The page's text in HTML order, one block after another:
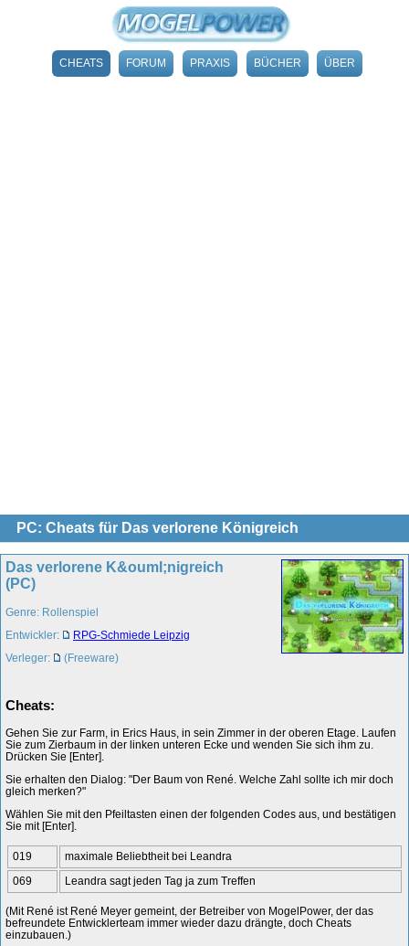
CHEATS FORUM PRAXIS BÜCHER ÜBER
PC: Cheats für Das verlorene Königreich
Das verlorene K&ouml;nigreich
(PC)
Genre: Rollenspiel
Entwickler:
RPG-Schmiede Leipzig
Verleger:
(Freeware)
Cheats:
Gehen Sie zur Farm, in Erics Haus, in sein Zimmer in der oberen Etage. Laufen
Sie zum Zierbaum in der linken unteren Ecke und wenden Sie sich ihm zu.
Drücken Sie [Enter].
Sie erhalten den Dialog: "Der Baum von René. Welche Zahl sollte ich mir doch
gleich merken?"
Wählen Sie mit den Pfeiltasten einen der folgenden Codes aus, und bestätigen
Sie mit [Enter].
019
maximale Beliebtheit bei Leandra
069
Leandra sagt jeden Tag ja zum Treffen
(Mit René ist René Meyer gemeint, der Betreiber von MogelPower, der das
befreundete Entwicklerteam immer wieder dazu drängte, doch Cheats
einzubauen.)